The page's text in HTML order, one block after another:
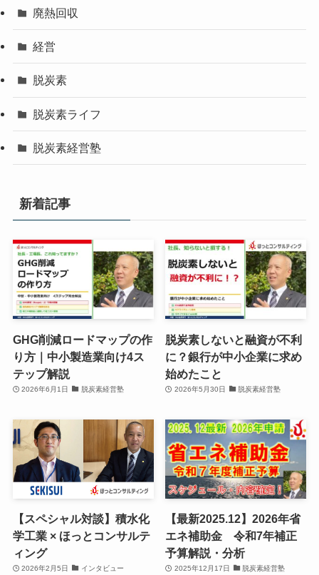
廃熱回収
経営
脱炭素
脱炭素ライフ
脱炭素経営塾
新着記事
GHG削減ロードマップの作
り方｜中小製造業向け4ス
テップ解説
2026年6月1日 脱炭素経営塾
脱炭素しないと融資が不利
に？銀行が中小企業に求め
始めたこと
2026年5月30日 脱炭素経営塾
【スペシャル対談】積水化
学工業 × ほっとコンサルテ
ィング
2026年2月5日 インタビュー
【最新2025.12】2026年省
エネ補助金 令和7年補正
予算解説・分析
2025年12月17日 脱炭素経営塾